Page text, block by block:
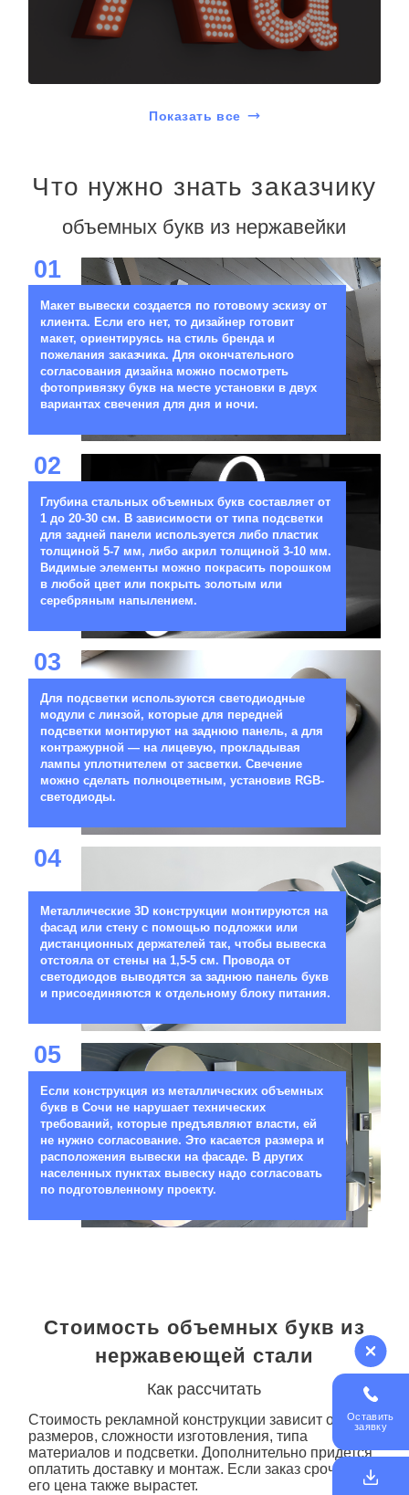
Показать все
Что нужно знать заказчику
объемных букв из нержавейки
01
Макет вывески создается по готовому эскизу от
клиента. Если его нет, то дизайнер готовит
макет, ориентируясь на стиль бренда и
пожелания заказчика. Для окончательного
согласования дизайна можно посмотреть
фотопривязку букв на месте установки в двух
вариантах свечения для дня и ночи.
02
Глубина стальных объемных букв составляет от
1 до 20-30 см. В зависимости от типа подсветки
для задней панели используется либо пластик
толщиной 5-7 мм, либо акрил толщиной 3-10 мм.
Видимые элементы можно покрасить порошком
в любой цвет или покрыть золотым или
серебряным напылением.
03
Для подсветки используются светодиодные
модули с линзой, которые для передней
подсветки монтируют на заднюю панель, а для
контражурной — на лицевую, прокладывая
лампы уплотнителем от засветки. Свечение
можно сделать полноцветным, установив RGB-
светодиоды.
04
Металлические 3D конструкции монтируются на
фасад или стену с помощью подложки или
дистанционных держателей так, чтобы вывеска
отстояла от стены на 1,5-5 см. Провода от
светодиодов выводятся за заднюю панель букв
и присоединяются к отдельному блоку питания.
05
Если конструкция из металлических объемных
букв в Сочи не нарушает технических
требований, которые предъявляют власти, ей
не нужно согласование. Это касается размера и
расположения вывески на фасаде. В других
населенных пунктах вывеску надо согласовать
по подготовленному проекту.
Стоимость объемных букв из
нержавеющей стали
Как рассчитать
Стоимость рекламной конструкции зависит от ее
размеров, сложности изготовления, типа
материалов и подсветки. Дополнительно придется
оплатить доставку и монтаж. Если заказ срочный,
его цена также вырастет.
Оставить
заявку